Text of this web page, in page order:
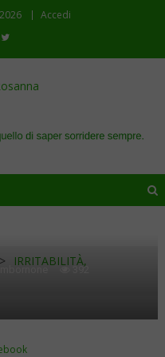
Accedi
>
IRRITABILITÀ,
392